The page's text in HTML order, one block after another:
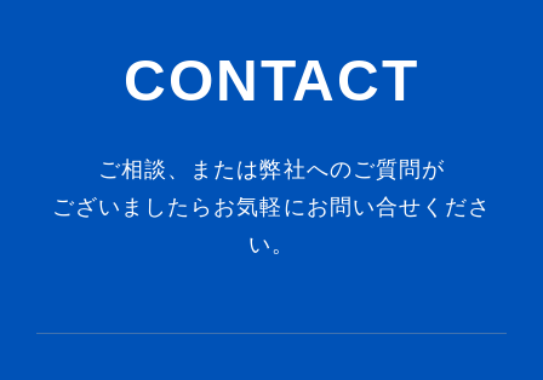
CONTACT
ご相談、または弊社へのご質問が
ございましたらお気軽にお問い合せくださ
い。